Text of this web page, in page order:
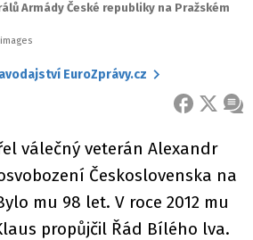
Armády České republiky na Pražském
EuroZprávy.cz
FACEBOOK
X
válečný veterán Alexandr
Československa na
mu 98 let. V roce 2012 mu
propůjčil Řád Bílého lva.